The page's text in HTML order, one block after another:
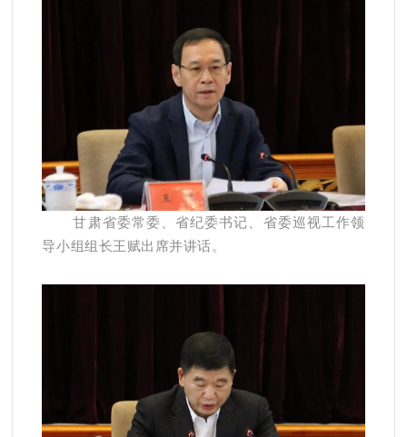
甘肃省委常委、省纪委书记、省委巡视工作领
导小组组长王赋出席并讲话。